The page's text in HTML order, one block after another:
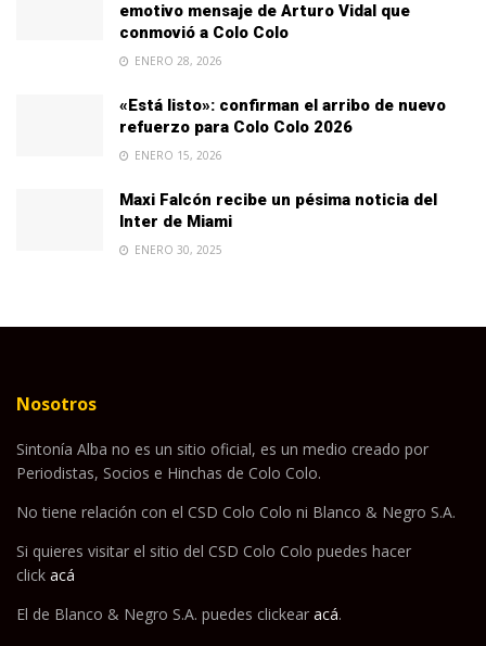
emotivo mensaje de Arturo Vidal que
conmovió a Colo Colo
ENERO 28, 2026
«Está listo»: confirman el arribo de nuevo
refuerzo para Colo Colo 2026
ENERO 15, 2026
Maxi Falcón recibe un pésima noticia del
Inter de Miami
ENERO 30, 2025
Nosotros
Sintonía Alba no es un sitio oficial, es un medio creado por
Periodistas, Socios e Hinchas de Colo Colo.
No tiene relación con el CSD Colo Colo ni Blanco & Negro S.A.
Si quieres visitar el sitio del CSD Colo Colo puedes hacer
click acá
El de Blanco & Negro S.A. puedes clickear acá.